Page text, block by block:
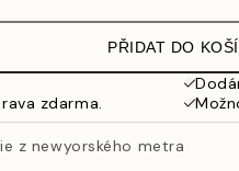
PŘIDAT DO
zdarma.
z newyorského metra